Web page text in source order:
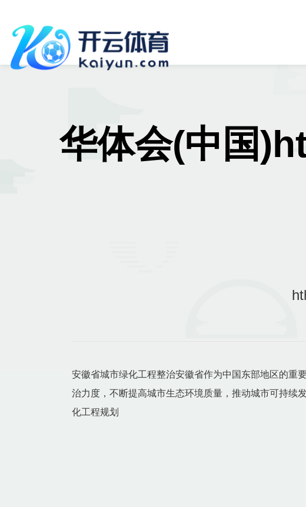
华体会(中国
安徽省城市绿化工程整治安徽省作为中国东部地区的重
治力度，不断提高城市生态环境质量，推动城市可持续
化工程规划